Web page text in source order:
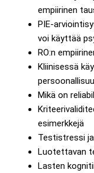
empiirinen
PIE-
voi käyttää
RO:n
Kliinisessä
Mikä on
esimerkkejä
Testistressi
Luotettavan
Lasten